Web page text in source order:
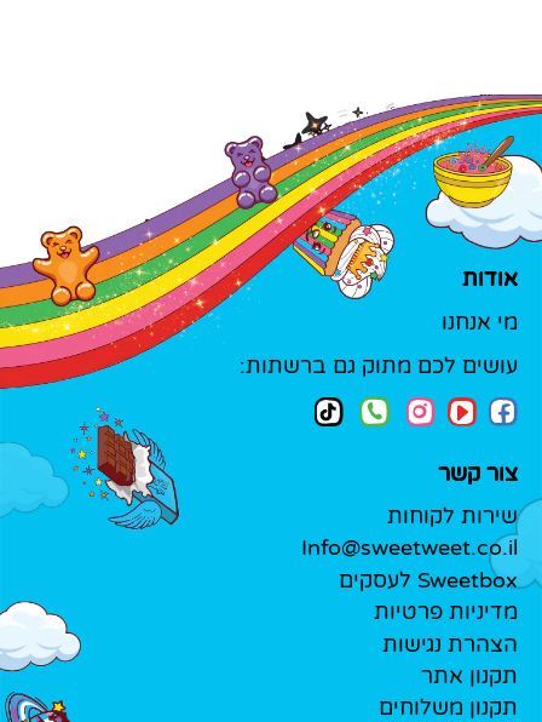
אודות
מי אנחנו
עושים לכם מתוק גם ברשתות:
צור קשר
שירות לקוחות
Info@sweetweet.co.il
Sweetbox לעסקים
מדיניות פרטיות
הצהרת נגישות
תקנון אתר
תקנון משלוחים